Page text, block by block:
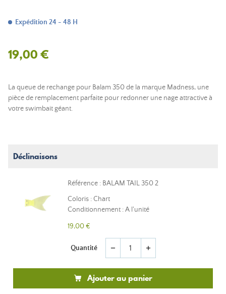
Expédition 24 - 48 H
19,00 €
La queue de rechange pour Balam 350 de la marque Madness, une
pièce de remplacement parfaite pour redonner une nage attractive à
votre swimbait géant.
Déclinaisons
Référence : BALAM TAIL 350 2
Coloris : Chart
Conditionnement : A l'unité
19,00 €
Quantité remove add
Ajouter au panier